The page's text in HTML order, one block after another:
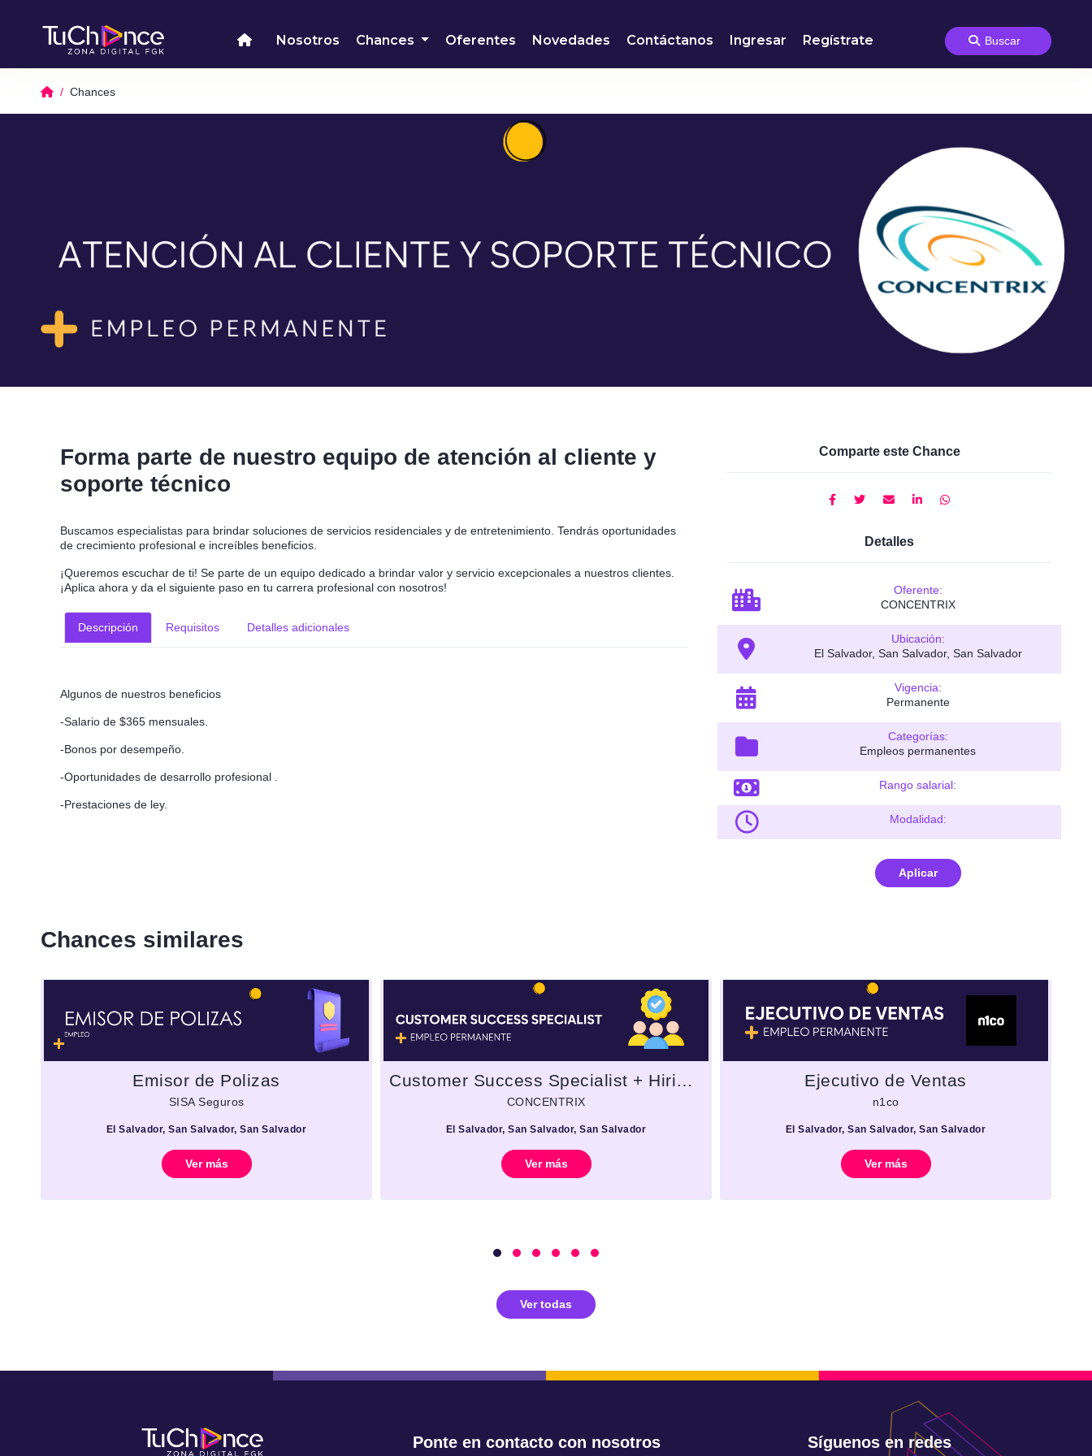
Nosotros Chances Oferentes Novedades Contáctanos Ingresar Regístrate
Chances
Forma parte de nuestro equipo de atención al cliente y
soporte técnico
Buscamos especialistas para brindar soluciones de servicios residenciales y de entretenimiento. Tendrás oportunidades
de crecimiento profesional e increíbles beneficios.
¡Queremos escuchar de ti! Se parte de un equipo dedicado a brindar valor y servicio excepcionales a nuestros clientes.
¡Aplica ahora y da el siguiente paso en tu carrera profesional con nosotros!
Descripción Requisitos Detalles adicionales
Algunos de nuestros beneficios
-Salario de $365 mensuales.
-Bonos por desempeño.
-Oportunidades de desarrollo profesional .
-Prestaciones de ley.
Comparte este Chance
Detalles
Oferente:
CONCENTRIX
Ubicación:
El Salvador, San Salvador, San Salvador
Vigencia:
Permanente
Categorías:
Empleos permanentes
Rango salarial:
Modalidad:
Aplicar
Chances similares
Emisor de Polizas
SISA Seguros
El Salvador, San Salvador, San Salvador
Ver más
Customer Success Specialist + Hiring bonus!
CONCENTRIX
El Salvador, San Salvador, San Salvador
Ver más
Ejecutivo de Ventas
n1co
El Salvador, San Salvador, San Salvador
Ver más
Ver todas
Ponte en contacto con nosotros Síguenos en redes